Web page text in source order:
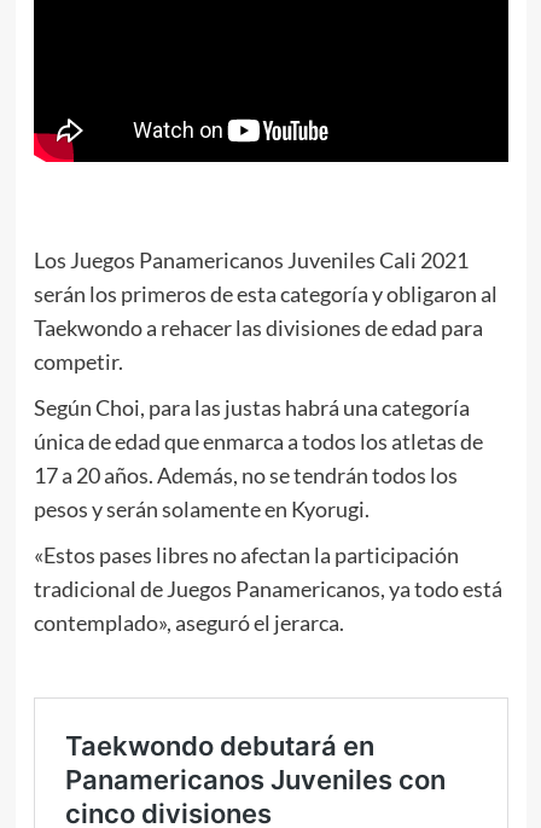
Los Juegos Panamericanos Juveniles Cali 2021
serán los primeros de esta categoría y obligaron al
Taekwondo a rehacer las divisiones de edad para
competir.
Según Choi, para las justas habrá una categoría
única de edad que enmarca a todos los atletas de
17 a 20 años. Además, no se tendrán todos los
pesos y serán solamente en Kyorugi.
«Estos pases libres no afectan la participación
tradicional de Juegos Panamericanos, ya todo está
contemplado», aseguró el jerarca.